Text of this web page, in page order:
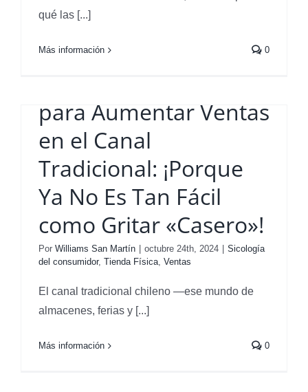
qué las [...]
Más información 0
Estrategias de
para Aumentar Ventas
en el Canal
Tradicional: ¡Porque
Ya No Es Tan Fácil
como Gritar «Casero»!
Por Williams San Martín octubre 24th, 2024
Sicología
del consumidor, Tienda Física, Ventas
El canal tradicional chileno —ese mundo de
almacenes, ferias y [...]
Más información 0